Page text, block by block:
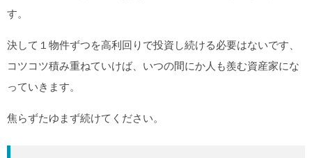
す。
決して１物件ずつを高利回りで投資し続ける必要はないです、
コツコツ積み重ねていけば、いつの間にか人も羨む資産家にな
っていきます。
焦らずたゆまず続けてください。